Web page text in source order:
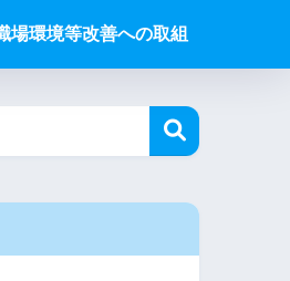
場環境等改善への取組